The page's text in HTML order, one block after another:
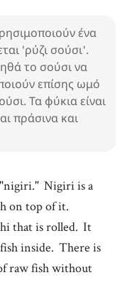
ένα
'ρύζι σούσι'.
το σούσι να
επίσης ωμό
Τα φύκια είναι
πράσινα και
"nigiri." Nigiri is a
on top of it.
that is rolled. It
inside. There is
raw fish without